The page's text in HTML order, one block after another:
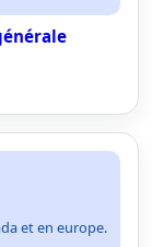
et en europe.